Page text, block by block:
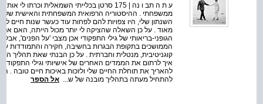
ע ת ה תב ו נה | 175 סרטן בכלייתי השמאלית
ממשפחתי . ההיסטוריה הרפואית המשפחתית והאישית שלי
השנתון שלי, היו צפויות להם לפחות עוד כעשר שנות חיים
מאוד . על כן השאלה שהציקה לי יותר מכול הייתה, האם
הגופני-בריאותי של גילי התפקודי אכן מצבי 'על הפנים',
הממושכים בתקופת הבגרות בחשיבה, חקירה והתמודדות עם
קוגניטיבית, מנטלית וחברתית . על כן הבנתי שאת תהליך
איך לרתום את הממדים האחרים של אישיותי וגילי
להאריך את תוחלת החיים שלי ולזכות באיכות חיים טובה .
להתחיל מעתה בתהליך מובנה של ש... אל הספר